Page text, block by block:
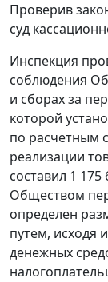
Проверив
суд
Инспекция
соблюдения
и сборах за
которой
по расчетным
реализации
составил 1
Обществом
определен
путем, исходя
денежных